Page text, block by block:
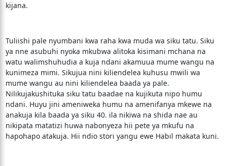
kijana.
Tuliishi pale nyumbani kwa raha kwa muda wa siku tatu. Siku
ya nne asubuhi nyoka mkubwa alitoka kisimani mchana na
watu walimshuhudia a kuja ndani akamuua mume wangu na
kunimeza mimi. Sikujua nini kiliendelea kuhusu mwili wa
mume wangu au nini kiliendelea baada ya pale.
Nilikujakushituka siku tatu baadae na kujikuta nipo humu
ndani. Huyu jini ameniweka humu na amenifanya mkewe na
anakuja kila baada ya siku 40. ila nikiwa na shida nae au
nikipata matatizi huwa nabonyeza hii pete ya mkufu na
hapohapo atakuja. Hii ndio stori yangu ewe Habil makata kuni.